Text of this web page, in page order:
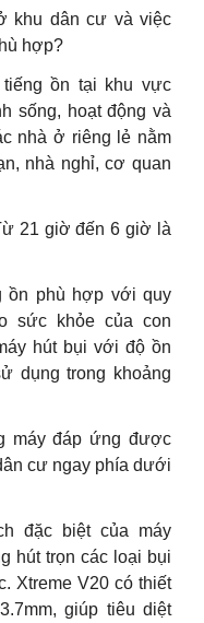
khu dân cư và việc
hợp?
ồn tại khu vực
sống, hoạt động và
nhà ở riêng lẻ nằm
nhà nghỉ, cơ quan
21 giờ đến 6 giờ là
ồn phù hợp với quy
sức khỏe của con
hút bụi với độ ồn
dụng trong khoảng
máy đáp ứng được
cư ngay phía dưới
đặc biệt của máy
hút trọn các loại bụi
Xtreme V20 có thiết
giúp tiêu diệt